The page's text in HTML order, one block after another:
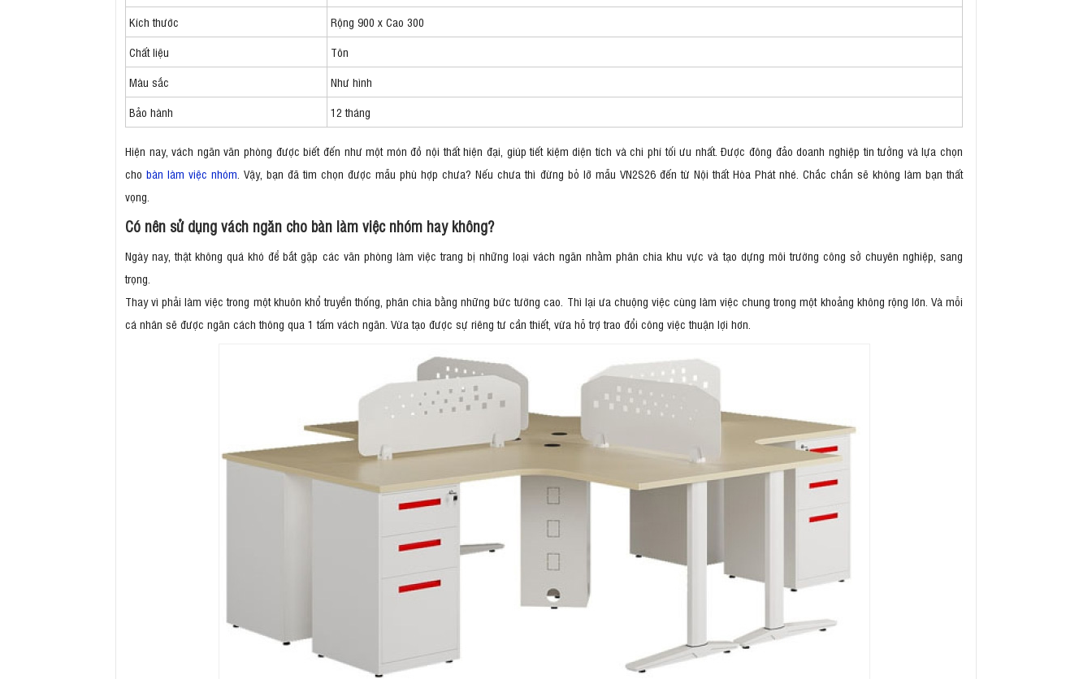
Kích thước
Rộng 900 x Cao 300
Chất liệu
Tôn
Màu sắc
Như hình
Bảo hành
12 tháng
Hiện nay, vách ngăn văn phòng được biết đến như một món đồ nội thất hiện đại, giúp tiết kiệm diện tích và chi phí tối ưu nhất. Được đông đảo doanh nghiệp tin tưởng và lựa chọn
chobàn làm việc nhóm . Vậy, bạn đã tìm chọn được mẫu phù hợp chưa? Nếu chưa thì đừng bỏ lỡ mẫu VN2S26 đến từ Nội thất Hòa Phát nhé. Chắc chắn sẽ không làm bạn thất
vọng.
Có nên sử dụng vách ngăn cho bàn làm việc nhóm hay không?
Ngày nay, thật không quá khó để bắt gặp các văn phòng làm việc trang bị những loại vách ngăn nhằm phân chia khu vực và tạo dựng môi trường công sở chuyên nghiệp, sang
trọng.
Thay vì phải làm việc trong một khuôn khổ truyền thống, phân chia bằng những bức tường cao. Thì lại ưa chuộng việc cùng làm việc chung trong một khoảng không rộng lớn. Và mỗi
cá nhân sẽ được ngăn cách thông qua 1 tấm vách ngăn. Vừa tạo được sự riêng tư cần thiết, vừa hỗ trợ trao đổi công việc thuận lợi hơn.